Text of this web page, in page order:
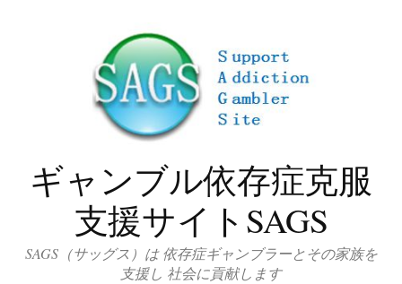
ギャンブル依存症克服
支援サイトSAGS
SAGS（サッグス）は 依存症ギャンブラーとその家族を
支援し 社会に貢献します